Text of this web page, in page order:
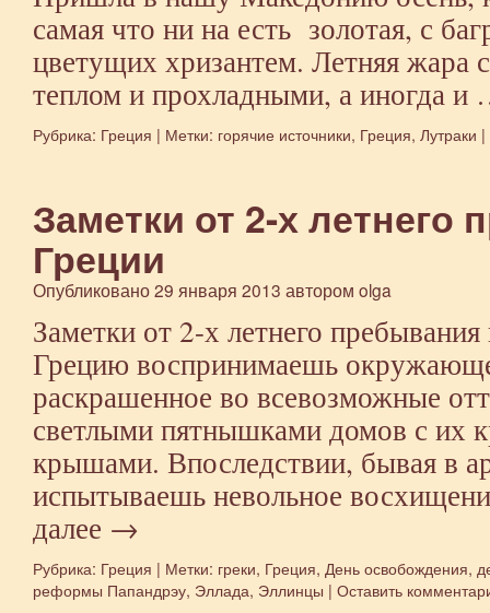
самая что ни на есть золотая, с
цветущих хризантем. Летняя жара
теплом и прохладными, а иногда
Рубрика: Греция | Метки: горячие источники, Греция, Лутраки |
Заметки от 2-х летнего
Греции
Опубликовано29 января 2013 автором olga
Заметки от 2-х летнего
Грецию воспринимаешь
раскрашенное во всевозможные
светлыми пятнышками домов с их
крышами. Впоследствии, бывая в
испытываешь невольное
далее →
Рубрика: Греция | Метки: греки, Греция, День освобождения,
реформы Папандрэу, Эллада, Эллинцы | Оставить